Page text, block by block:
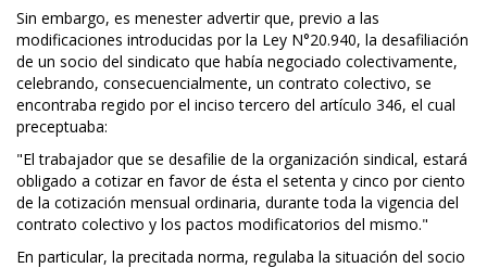
Sin embargo, es menester advertir que, previo a las
modificaciones introducidas por la Ley N°20.940, la desafiliación
de un socio del sindicato que había negociado colectivamente,
celebrando, consecuencialmente, un contrato colectivo, se
encontraba regido por el inciso tercero del artículo 346, el cual
preceptuaba:
"El trabajador que se desafilie de la organización sindical, estará
obligado a cotizar en favor de ésta el setenta y cinco por ciento
de la cotización mensual ordinaria, durante toda la vigencia del
contrato colectivo y los pactos modificatorios del mismo."
En particular, la precitada norma, regulaba la situación del socio